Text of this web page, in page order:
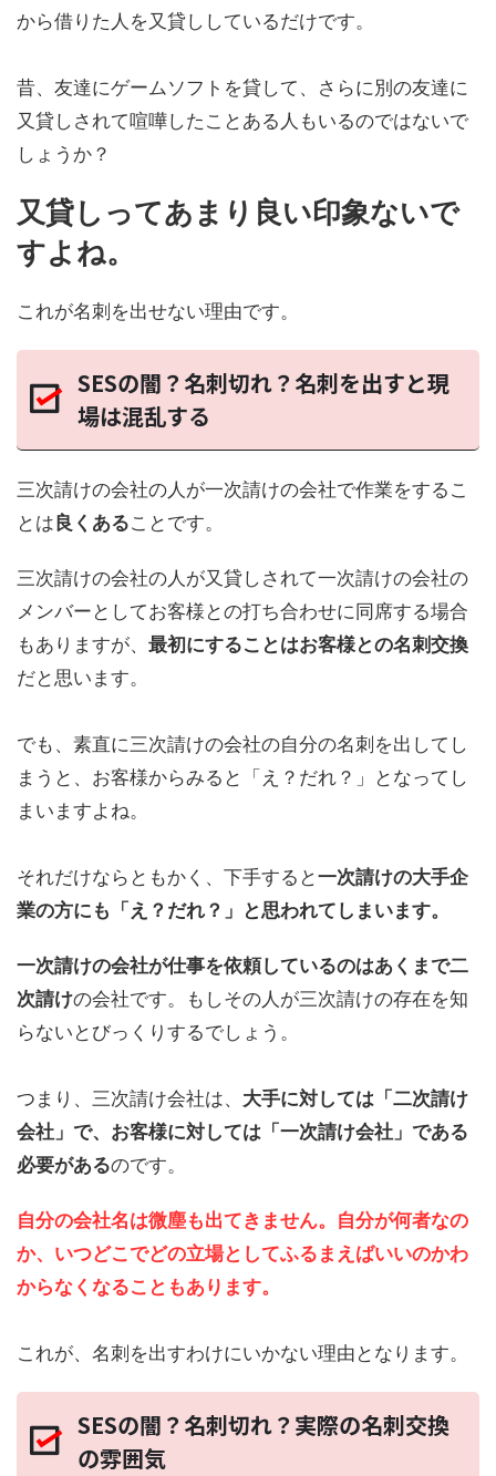
から借りた人を又貸ししているだけです。
昔、友達にゲームソフトを貸して、さらに別の友達に
又貸しされて喧嘩したことある人もいるのではないで
しょうか？
又貸しってあまり良い印象ないで
すよね。
これが名刺を出せない理由です。
SESの闇？名刺切れ？名刺を出すと現
場は混乱する
三次請けの会社の人が一次請けの会社で作業をするこ
とは 良くあることです。
三次請けの会社の人が又貸しされて一次請けの会社の
メンバーとしてお客様との打ち合わせに同席する場合
もありますが、 最初にすることはお客様との名刺交換
だと思います。
でも、 素直に三次請けの会社の自分の名刺を出してし
まうと、お客様からみると「え？だれ？」となってし
まいますよね。
それだけならともかく、下手すると一次請けの大手企
業の方にも「え？だれ？」と思われてしまいます。
一次請けの会社が仕事を依頼しているのはあくまで二
次請けの会社です。もしその人が三次請けの存在を知
らないとびっくりするでしょう。
つまり、三次請け会社は、 大手に対しては「二次請け
会社」で、お客様に対しては「一次請け会社」である
必要があるのです。
自分の会社名は微塵も出てきません。自分が何者なの
か、いつどこでどの立場としてふるまえばいいのかわ
からなくなることもあります。
これが、名刺を出すわけにいかない理由となります。
SESの闇？名刺切れ？実際の名刺交換
の雰囲気